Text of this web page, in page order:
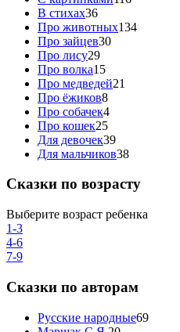
В стихах36
Про животных134
Про зайцев30
Про лису29
Про волка15
Про медведей21
Про ёжиков8
Про собачек4
Про кошек25
Для девочек39
Для мальчиков38
Сказки по возрасту
Выберите возраст ребенка
1-3
4-6
7-9
Сказки по авторам
Русские народные69